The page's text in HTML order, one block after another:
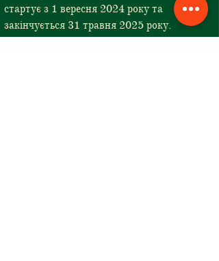
стартує з 1 вересня 2024 року та
закінчується 31 травня 2025 року.